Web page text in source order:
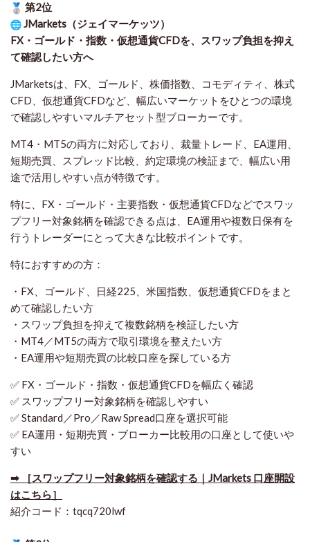
第2位
JMarkets（ジェイマーケッツ）
FX・ゴールド・指数・仮想通貨CFDを、スワップ負担を抑え
て確認したい方へ
JMarketsは、FX、ゴールド、株価指数、コモディティ、株式
CFD、仮想通貨CFDなど、幅広いマーケットをひとつの環境
で確認しやすいマルチアセット型ブローカーです。
MT4・MT5の両方に対応しており、裁量トレード、EA運用、
短期売買、スプレッド比較、約定環境の検証まで、幅広い用
途で活用しやすい点が特徴です。
特に、FX・ゴールド・主要指数・仮想通貨CFDなどでスワッ
プフリー対象銘柄を確認できる点は、EA運用や複数日保有を
行うトレーダーにとって大きな比較ポイントです。
特におすすめの方：
・FX、ゴールド、日経225、米国指数、仮想通貨CFDをまと
めて確認したい方
・スワップ負担を抑えて複数銘柄を検証したい方
・MT4／MT5の両方で取引環境を整えたい方
・EA運用や短期売買の比較口座を探している方
✅ FX・ゴールド・指数・仮想通貨CFDを幅広く確認
✅ スワップフリー対象銘柄を確認しやすい
✅ Standard／Pro／Raw Spread口座を選択可能
✅ EA運用・短期売買・ブローカー比較用の口座として使いや
すい
➡ ［スワップフリー対象銘柄を確認する｜JMarkets 口座開設
はこちら］
紹介コード：tqcq720lwf